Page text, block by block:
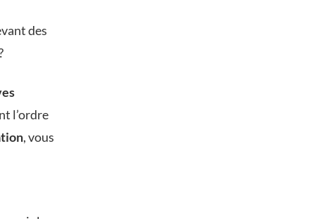
des
l’ordre
, vous